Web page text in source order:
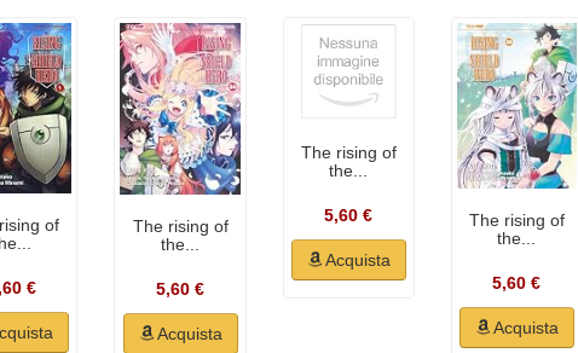
of
€
The rising of
the...
5,60 €
Acquista
The rising of
the...
5,60 €
Acquista
The rising of
the...
5,60 €
Acquista